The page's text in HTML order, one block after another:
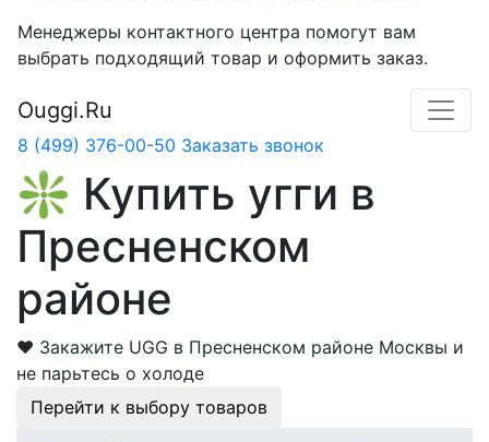
Менеджеры контактного центра помогут вам
выбрать подходящий товар и оформить заказ.
Ouggi.Ru
8 (499) 376-00-50 Заказать звонок
❇️ Купить угги в
Пресненском
районе
❤️ Закажите UGG в Пресненском районе Москвы и
не парьтесь о холоде
Перейти к выбору товаров